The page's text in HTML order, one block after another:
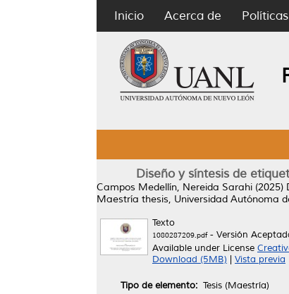
Inicio Acerca de Políticas
Diseño y síntesis de
Campos Medellín, Nereida Sarahi (2025)
Maestría thesis, Universidad Autónoma
Texto
1080287209.pdf- Versión
Available under License
Download (5MB)
Vista previa
Tipo de elemento: Tesis (Maestría)